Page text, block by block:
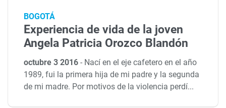
BOGOTÁ
Experiencia de vida de la joven
Angela Patricia Orozco Blandón
octubre 3 2016- Nací en el eje cafetero en el año
1989, fui la primera hija de mi padre y la segunda
de mi madre. Por motivos de la violencia perdí...